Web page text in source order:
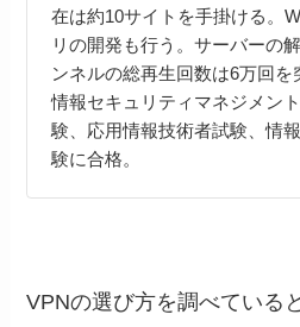
在は約10サイトを手掛ける。
リの開発も行う。サーバーの
ンネルの総再生回数は6万回を
情報セキュリティマネジメン
験、応用情報技術者試験、情
験に合格。
VPNの選び方を調べていると